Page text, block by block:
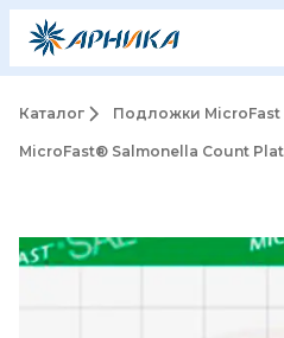
Каталог Подложки MicroFast
MicroFast® Salmonella Count